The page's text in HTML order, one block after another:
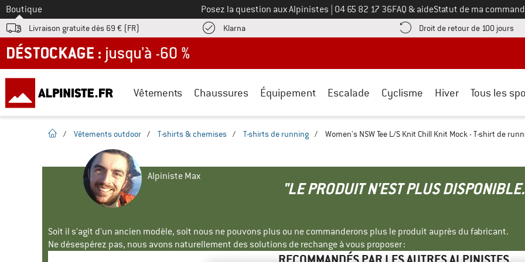
Vers le
Boutique Posez la question aux Alpinistes Appelez-nous au
04 65 82 17 36FAQ & aideStatut de ma
Livraison gratuite dès 69 € (FR) KlarnaTrouve les informations de paiement ici ! Ouvre une boîte d'information
Droit de retour de 100 jours
DÉSTOCKAGE : jusqu'à -60 %
Vêtements Chaussures Équipement Escalade Cyclisme Hiver Tous les
Page d'accueil
/ Vêtements outdoor / T-shirts & chemises / T-shirts de running / Women's NSW Tee L/S Knit Chill Knit Mock - T-shirt de
Alpiniste Max
"LE PRODUIT N'EST PLUS
Soit il s'agit d'un ancien modèle, soit nous ne pouvons plus ou ne commanderons plus le produit auprès du fabricant.
Ne désespérez pas, nous avons naturellement des solutions de rechange à vous proposer :